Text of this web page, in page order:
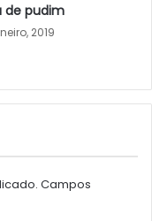
de pudim
2019
Campos